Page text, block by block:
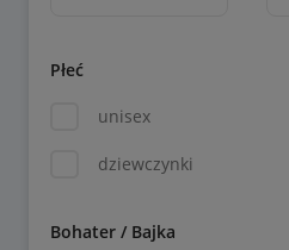
Płeć
unisex
dziewczynki
Bohater / Bajka